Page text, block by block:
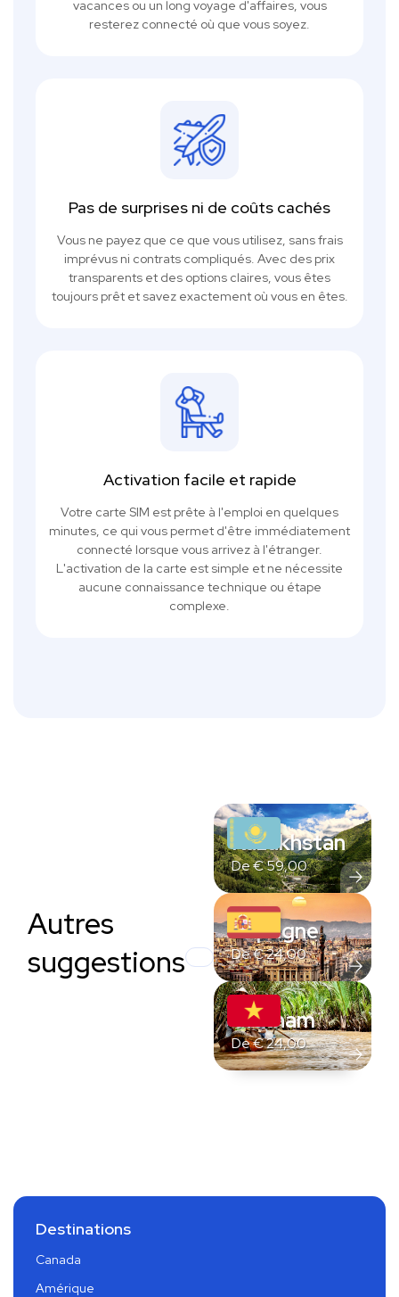
vacances ou un long voyage d'affaires, vous
resterez connecté où que vous soyez.
Pas de surprises ni de coûts cachés
Vous ne payez que ce que vous utilisez, sans frais
imprévus ni contrats compliqués. Avec des prix
transparents et des options claires, vous êtes
toujours prêt et savez exactement où vous en êtes.
Activation facile et rapide
Votre carte SIM est prête à l'emploi en quelques
minutes, ce qui vous permet d'être immédiatement
connecté lorsque vous arrivez à l'étranger.
L'activation de la carte est simple et ne nécessite
aucune connaissance technique ou étape
complexe.
Autres
suggestions
Kazakhstan
De€59,00
Espagne
De€24,00
Vietnam
De€24,00
Destinations
Canada
Amérique